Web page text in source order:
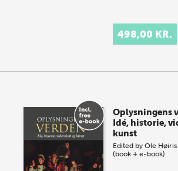
498,00 KR.
Oplysningens
Idé, historie,
kunst
Edited byOle Høiris
(book + e-book)